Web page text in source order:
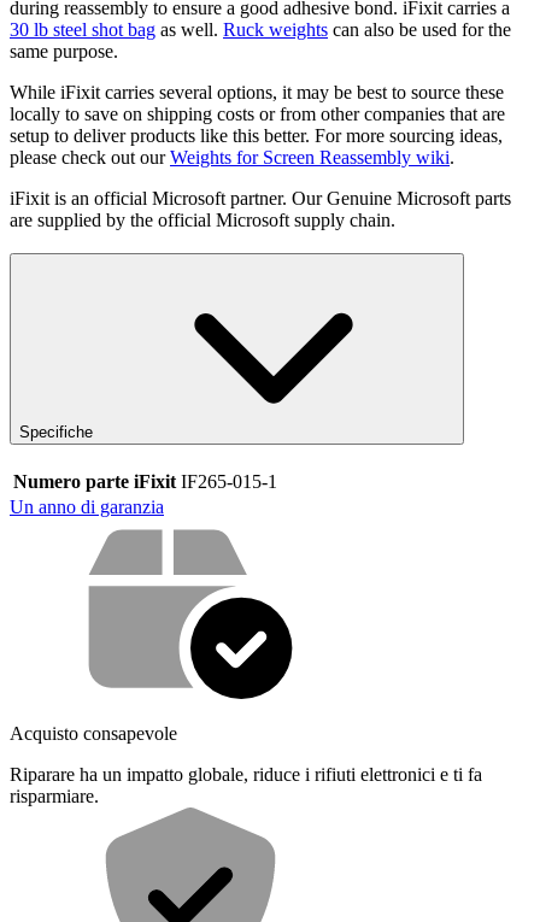
during reassembly to ensure a good adhesive bond. iFixit carries a
30 lb steel shot bag as well. Ruck weights can also be used for the
same purpose.
While iFixit carries several options, it may be best to source these
locally to save on shipping costs or from other companies that are
setup to deliver products like this better. For more sourcing ideas,
please check out ourWeights for Screen Reassembly wiki.
iFixit is an official Microsoft partner. Our Genuine Microsoft parts
are supplied by the official Microsoft supply chain.
Specifiche
Numero parte iFixit IF265-015-1
Un anno di garanzia
Cosa offriamo con il nostro servizio
Acquisto consapevole
Riparare ha un impatto globale, riduce i rifiuti elettronici e ti fa
risparmiare.